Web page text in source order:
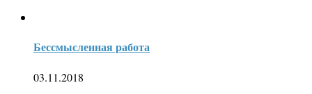
Бессмысленная работа
03.11.2018